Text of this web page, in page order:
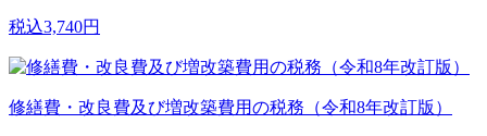
税込3,740円
修繕費・改良費及び増改築費用の税務（令和8年改訂版）